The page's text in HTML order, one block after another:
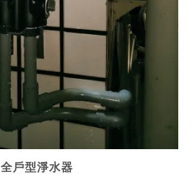
全戶型淨水器